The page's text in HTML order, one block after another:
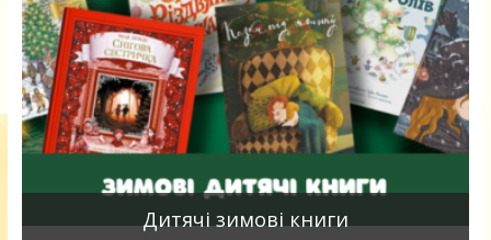
Дитячі зимові книги